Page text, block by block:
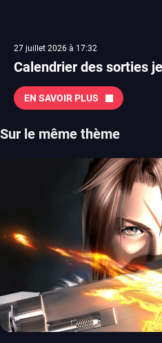
27 juillet 2026 à 17:32
Calendrier des sorties
EN SAVOIR PLUS
Sur le même thème